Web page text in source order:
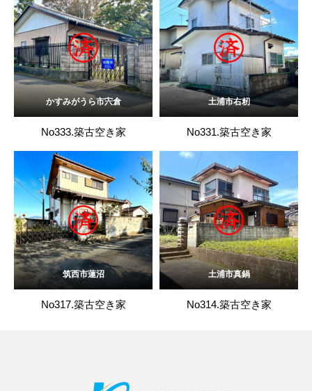
かすみがうら市宍倉
No333.築古空き家
土浦市右籾
No331.築古空き家
筑西市蓮沼
No317.築古空き家
土浦市真鍋
No314.築古空き家